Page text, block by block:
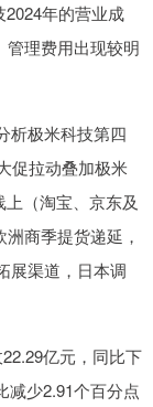
2024年的营业成
管理费用出现较明
析极米科技第四
促拉动叠加极米
（淘宝、京东及
商季提货递延，
展渠道，日本调
亿元，同比下
减少2.91个百分点